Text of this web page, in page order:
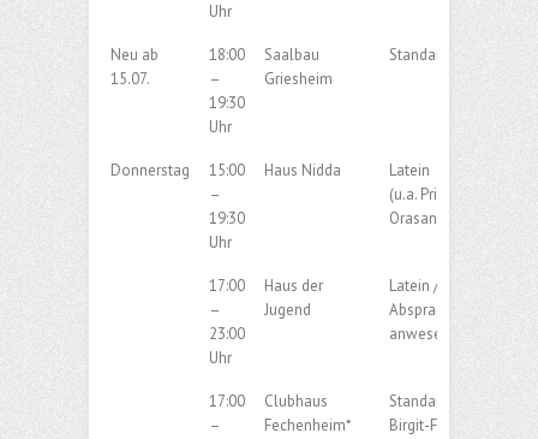
Uhr
Neu ab
15.07.
18:00
–
19:30
Uhr
Saalbau
Griesheim
Standard/Latein
Donnerstag
15:00
–
19:30
Uhr
Haus Nidda
Latein
(u.a. Privatstunden
Orasanin)
17:00
–
23:00
Uhr
Haus der
Jugend
Latein / Discofox
Absprache der
anwesendenden
17:00
–
Clubhaus
Fechenheim*
Standard &
Birgit-Fehrmann